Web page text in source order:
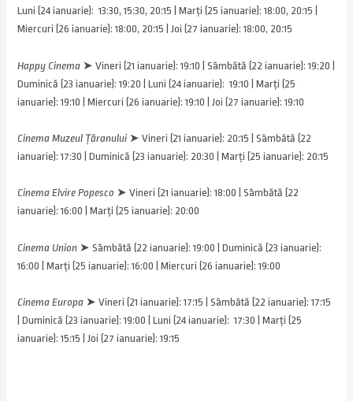
Luni (24 ianuarie): 13:30, 15:30, 20:15 | Marți (25 ianuarie): 18:00, 20:15 |
Miercuri (26 ianuarie): 18:00, 20:15 | Joi (27 ianuarie): 18:00, 20:15
Happy Cinema ➤ Vineri (21 ianuarie): 19:10 | Sâmbătă (22 ianuarie): 19:20 |
Duminică (23 ianuarie): 19:20 | Luni (24 ianuarie): 19:10 | Marți (25
ianuarie): 19:10 | Miercuri (26 ianuarie): 19:10 | Joi (27 ianuarie): 19:10
Cinema Muzeul Țăranului ➤ Vineri (21 ianuarie): 20:15 | Sâmbătă (22
ianuarie): 17:30 | Duminică (23 ianuarie): 20:30 | Marți (25 ianuarie): 20:15
Cinema Elvire Popesco ➤ Vineri (21 ianuarie): 18:00 | Sâmbătă (22
ianuarie): 16:00 | Marți (25 ianuarie): 20:00
Cinema Union ➤ Sâmbătă (22 ianuarie): 19:00 | Duminică (23 ianuarie):
16:00 | Marți (25 ianuarie): 16:00 | Miercuri (26 ianuarie): 19:00
Cinema Europa ➤ Vineri (21 ianuarie): 17:15 | Sâmbătă (22 ianuarie): 17:15
| Duminică (23 ianuarie): 19:00 | Luni (24 ianuarie): 17:30 | Marți (25
ianuarie): 15:15 | Joi (27 ianuarie): 19:15